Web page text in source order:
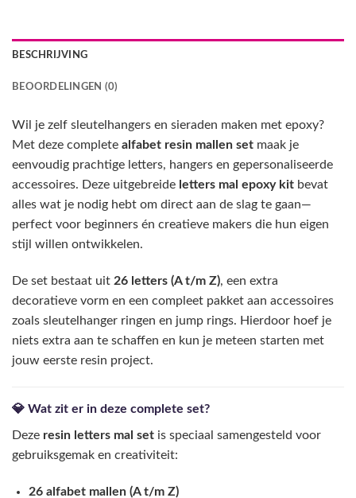
BESCHRIJVING
BEOORDELINGEN (0)
Wil je zelf sleutelhangers en sieraden maken met epoxy?
Met deze complete alfabet resin mallen set maak je
eenvoudig prachtige letters, hangers en gepersonaliseerde
accessoires. Deze uitgebreide letters mal epoxy kit bevat
alles wat je nodig hebt om direct aan de slag te gaan—
perfect voor beginners én creatieve makers die hun eigen
stijl willen ontwikkelen.
De set bestaat uit 26 letters (A t/m Z), een extra
decoratieve vorm en een compleet pakket aan accessoires
zoals sleutelhanger ringen en jump rings. Hierdoor hoef je
niets extra aan te schaffen en kun je meteen starten met
jouw eerste resin project.
💎 Wat zit er in deze complete set?
Deze resin letters mal set is speciaal samengesteld voor
gebruiksgemak en creativiteit:
26 alfabet mallen (A t/m Z)